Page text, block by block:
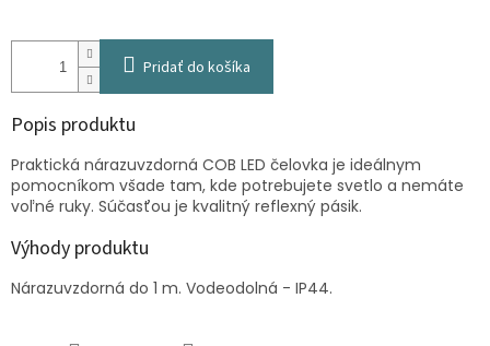
Pridať do košíka
Popis produktu
Praktická nárazuvzdorná COB LED čelovka je ideálnym
pomocníkom všade tam, kde potrebujete svetlo a nemáte
voľné ruky. Súčasťou je kvalitný reflexný pásik.
Výhody produktu
Nárazuvzdorná do 1 m. Vodeodolná - IP44.